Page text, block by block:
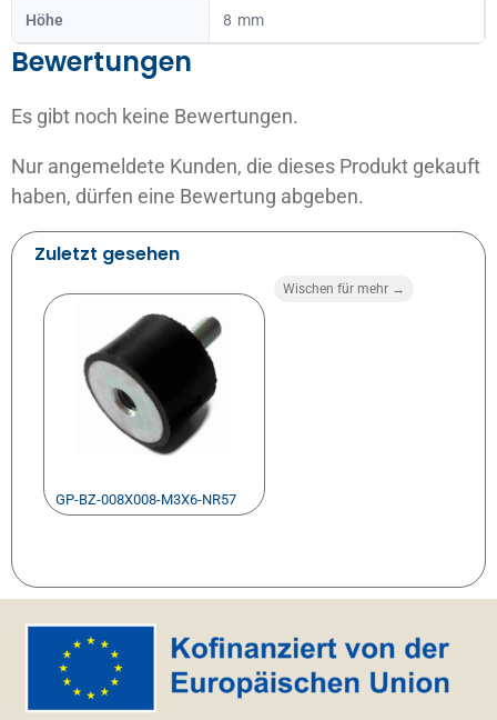
Höhe 8
Bewertungen
Es gibt noch keine Bewertungen.
Nur angemeldete Kunden, die dieses Produkt gekauft
haben, dürfen eine Bewertung abgeben.
Zuletzt gesehen
Wischen für mehr →
GP-BZ-008X008-M3X6-NR57